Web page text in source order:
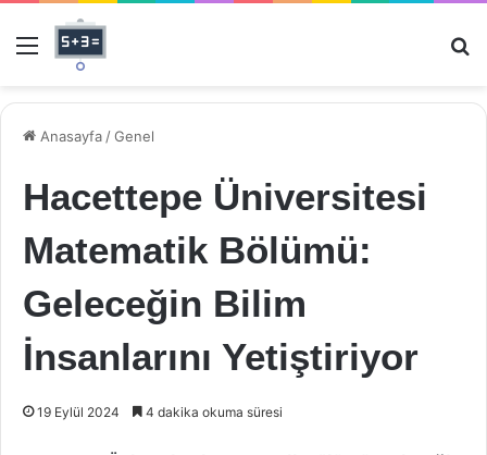
Menü
Anasayfa /Genel
Hacettepe Üniversitesi
Matematik Bölümü:
Geleceğin Bilim
İnsanlarını Yetiştiriyor
19 Eylül 2024 4 dakika okuma süresi